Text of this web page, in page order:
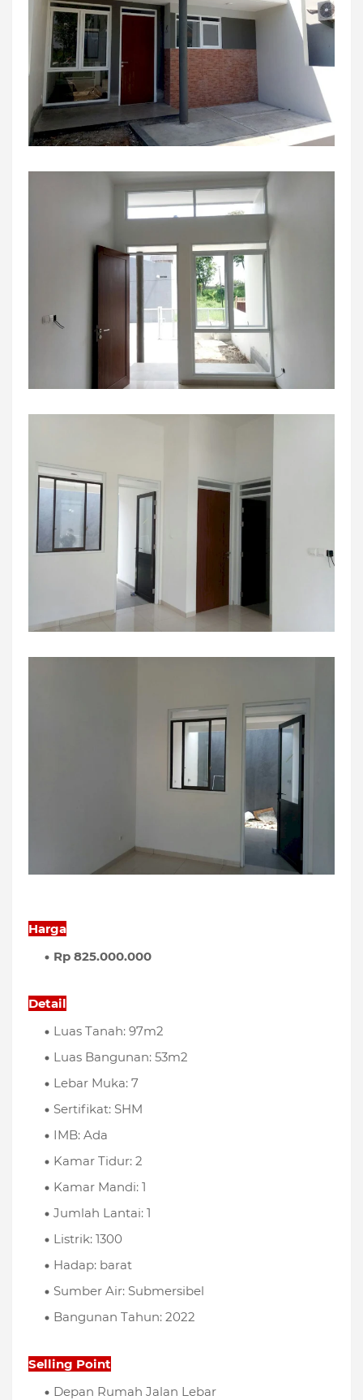
Harga
Rp 825.000.000
Detail
Luas Tanah: 97m2
Luas Bangunan: 53m2
Lebar Muka: 7
Sertifikat: SHM
IMB: Ada
Kamar Tidur: 2
Kamar Mandi: 1
Jumlah Lantai: 1
Listrik: 1300
Hadap: barat
Sumber Air: Submersibel
Bangunan Tahun: 2022
Selling Point
Depan Rumah Jalan Lebar